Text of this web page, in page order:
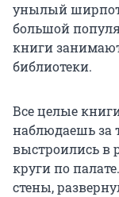
унылый
большой
книги
библиотеки.
Все целые
наблюдаешь за
выстроились в
круги по
стены,